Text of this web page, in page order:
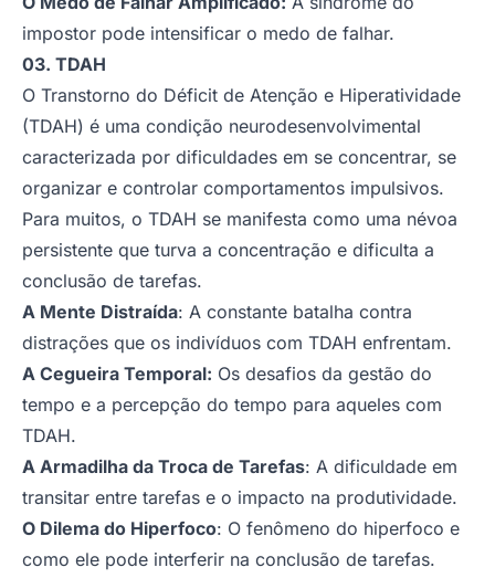
impostor pode intensificar o medo de falhar.
03. TDAH
O Transtorno do Déficit de Atenção e Hiperatividade
(TDAH) é uma condição neurodesenvolvimental
caracterizada por dificuldades em se concentrar, se
organizar e controlar comportamentos impulsivos.
Para muitos, o TDAH se manifesta como uma névoa
persistente que turva a concentração e dificulta a
conclusão de tarefas.
A Mente Distraída: A constante batalha contra
distrações que os indivíduos com TDAH enfrentam.
A Cegueira Temporal: Os desafios da gestão do
tempo e a percepção do tempo para aqueles com
TDAH.
A Armadilha da Troca de Tarefas: A dificuldade em
transitar entre tarefas e o impacto na produtividade.
O Dilema do Hiperfoco: O fenômeno do hiperfoco e
como ele pode interferir na conclusão de tarefas.